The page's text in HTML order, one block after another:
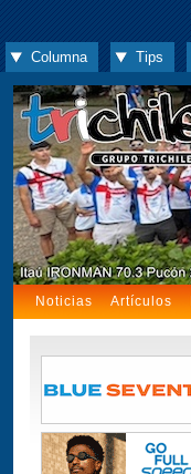
Columna Tips
Noticias Artículos